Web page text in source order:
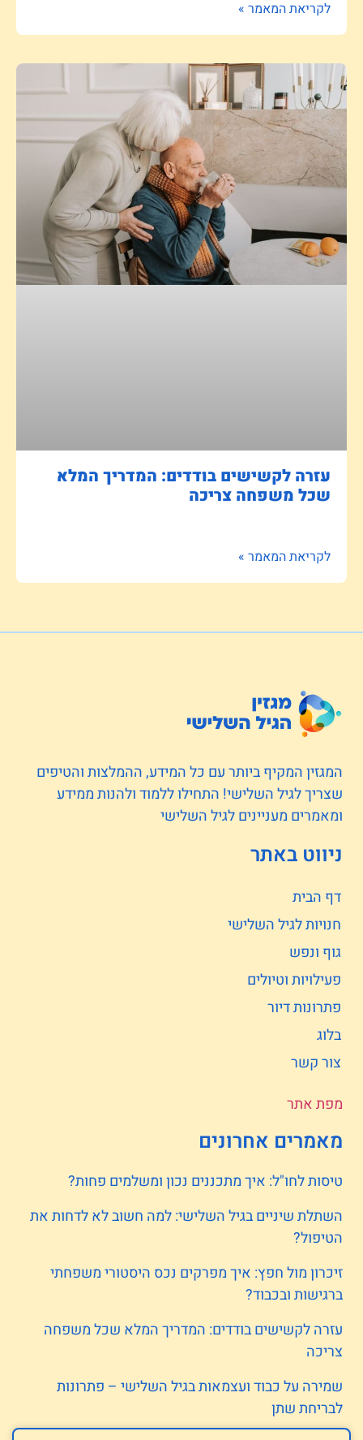
לקריאת המאמר »
עזרה לקשישים בודדים: המדריך המלא
שכל משפחה צריכה
לקריאת המאמר »
המגזין המקיף ביותר עם כל המידע, ההמלצות והטיפים
שצריך לגיל השלישי! התחילו ללמוד ולהנות ממידע
ומאמרים מעניינים לגיל השלישי
ניווט באתר
דף הבית
חנויות לגיל השלישי
גוף ונפש
פעילויות וטיולים
פתרונות דיור
בלוג
צור קשר
מפת אתר
מאמרים אחרונים
טיסות לחו"ל: איך מתכננים נכון ומשלמים פחות?
השתלת שיניים בגיל השלישי: למה חשוב לא לדחות את
הטיפול?
זיכרון מול חפץ: איך מפרקים נכס היסטורי משפחתי
ברגישות ובכבוד?
עזרה לקשישים בודדים: המדריך המלא שכל משפחה
צריכה
שמירה על כבוד ועצמאות בגיל השלישי – פתרונות
לבריחת שתן